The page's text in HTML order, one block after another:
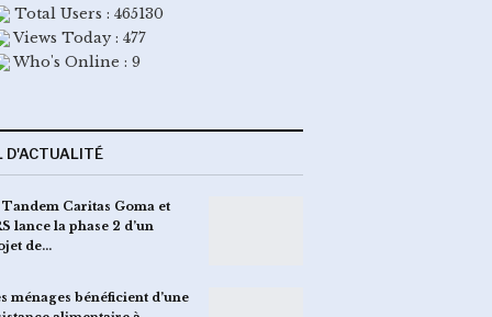
Total Users : 465130
Views Today : 477
Who's Online : 9
D'ACTUALITÉ
Tandem Caritas Goma et
lance la phase 2 d’un
de…
ménages bénéficient d’une